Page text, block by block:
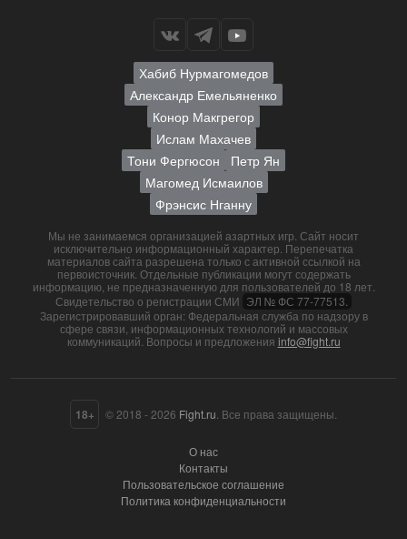
Хабиб Нурмагомедов
Александр Емельяненко
Конор Макгрегор
Ислам Махачев
Тони Фергюсон
Петр Ян
Магомед Исмаилов
Фрэнсис Нганну
Мы не занимаемся организацией азартных игр. Сайт носит
исключительно информационный характер. Перепечатка
материалов сайта разрешена только с активной ссылкой на
первоисточник. Отдельные публикации могут содержать
информацию, не предназначенную для пользователей до 18 лет.
Свидетельство о регистрации СМИ ЭЛ № ФС 77-77513.
Зарегистрировавший орган: Федеральная служба по надзору в
сфере связи, информационных технологий и массовых
коммуникаций. Вопросы и предложения info@fight.ru
18+ © 2018 - 2026 Fight.ru . Все права защищены.
О нас
Контакты
Пользовательское соглашение
Политика конфиденциальности